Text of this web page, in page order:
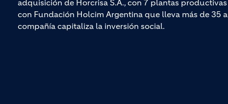
adquisición de Horcrisa S.A., con 7 plantas
con Fundación Holcim Argentina que lleva más de 35
compañía capitaliza la inversión social.